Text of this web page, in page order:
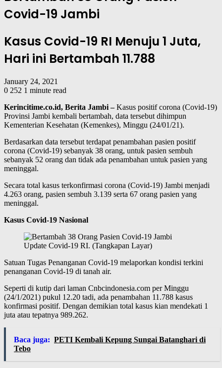
Covid-19 Jambi
Kasus Covid-19 RI Menuju 1 Juta,
Hari ini Bertambah 11.788
January 24, 2021
0 252 1 minute read
Kerincitime.co.id, Berita Jambi –Kasus positif corona (Covid-19)
Provinsi Jambi kembali bertambah, data tersebut dihimpun
Kementerian Kesehatan (Kemenkes), Minggu (24/01/21).
Berdasarkan data tersebut terdapat penambahan pasien positif
corona (Covid-19) sebanyak 38 orang, untuk pasien sembuh
sebanyak 52 orang dan tidak ada penambahan untuk pasien yang
meninggal.
Secara total kasus terkonfirmasi corona (Covid-19) Jambi menjadi
4.263 orang, pasien sembuh 3.139 serta 67 orang pasien yang
meninggal.
Kasus Covid-19 Nasional
Update Covid-19 RI. (Tangkapan Layar)
Satuan Tugas Penanganan Covid-19 melaporkan kondisi terkini
penanganan Covid-19 di tanah air.
Seperti di kutip dari laman Cnbcindonesia.com per Minggu
(24/1/2021) pukul 12.20 tadi, ada penambahan 11.788 kasus
konfirmasi positif. Dengan demikian total kasus kian mendekati 1
juta atau tepatnya 989.262.
Baca juga: PETI Kembali Kepung Sungai Batanghari di
Tebo